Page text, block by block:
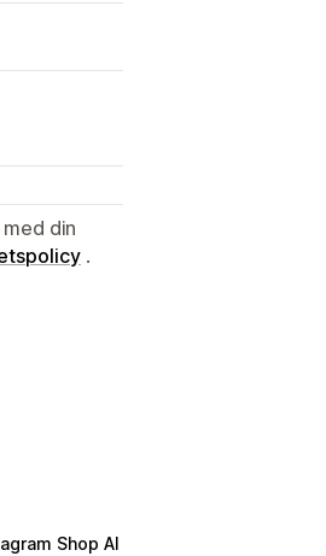
din
.
Shop AI